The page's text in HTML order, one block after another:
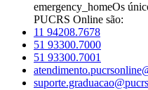
emergency_homeOs
PUCRS Online são:
11 94208.7678
51 93300.7000
51 93300.7001